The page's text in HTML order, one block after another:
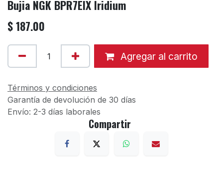
Bujia NGK BPR7EIX Iridium
$187.00
Agregar al carrito
Términos y condiciones
Garantía de devolución de 30 días
Envío: 2-3 días laborales
Compartir